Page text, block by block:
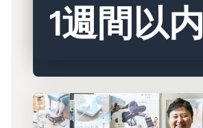
1週間以内